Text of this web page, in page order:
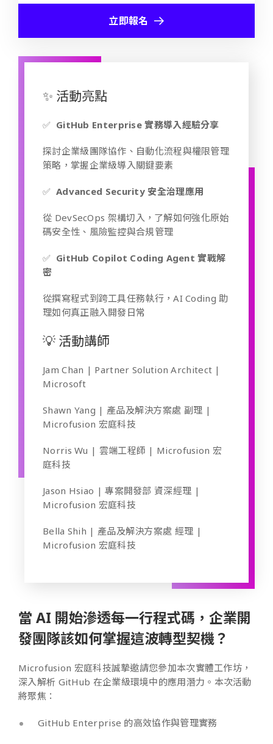
立即報名
✨ 活動亮點
✅ GitHub Enterprise 實務導入經驗分享
探討企業級團隊協作、自動化流程與權限管理
策略，掌握企業級導入關鍵要素
✅ Advanced Security 安全治理應用
從 DevSecOps 架構切入，了解如何強化原始
碼安全性、風險監控與合規管理
✅ GitHub Copilot Coding Agent 實戰解
密
從撰寫程式到跨工具任務執行，AI Coding 助
理如何真正融入開發日常
💡 活動講師
Jam Chan | Partner Solution Architect |
Microsoft
Shawn Yang | 產品及解決方案處 副理 |
Microfusion 宏庭科技
Norris Wu | 雲端工程師 | Microfusion 宏
庭科技
Jason Hsiao | 專案開發部 資深經理 |
Microfusion 宏庭科技
Bella Shih | 產品及解決方案處 經理 |
Microfusion 宏庭科技
當 AI 開始滲透每一行程式碼，企業開
發團隊該如何掌握這波轉型契機？
Microfusion 宏庭科技誠摯邀請您參加本次實體工作坊，
深入解析 GitHub 在企業級環境中的應用潛力。本次活動
將聚焦：
GitHub Enterprise 的高效協作與管理實務